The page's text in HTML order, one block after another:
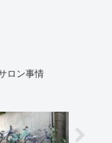
ロン事情